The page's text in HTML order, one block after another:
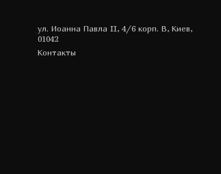
ул. Иоанна Павла II, 4/6 корп. В, Киев,
01042
Контакты